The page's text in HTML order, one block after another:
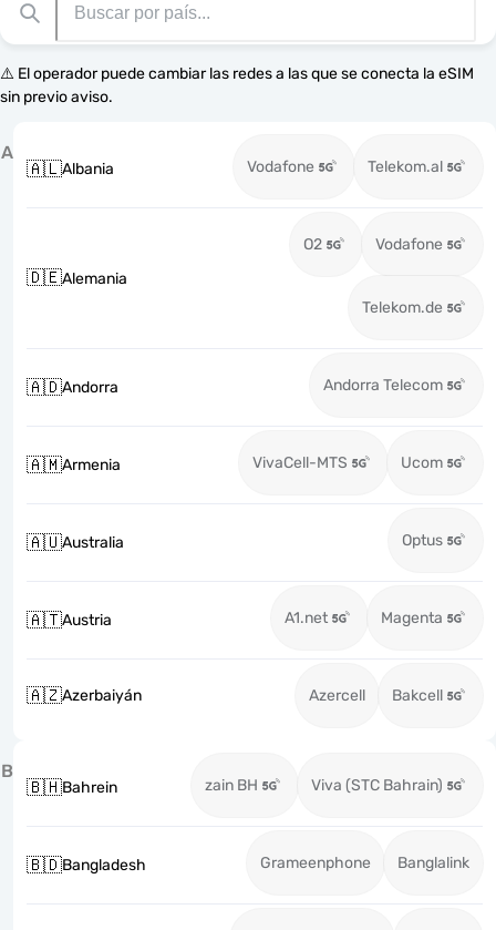
⚠️ El operador puede cambiar las redes a las que se conecta la eSIM
sin previo aviso.
A
🇦🇱Albania Vodafone Telekom.al
🇩🇪Alemania
O2 Vodafone
Telekom.de
🇦🇩Andorra Andorra Telecom
🇦🇲Armenia VivaCell-MTS Ucom
🇦🇺Australia Optus
🇦🇹Austria A1.net Magenta
🇦🇿Azerbaiyán Azercell Bakcell
B
🇧🇭Bahrein zain BH Viva (STC Bahrain)
🇧🇩Bangladesh Grameenphone Banglalink